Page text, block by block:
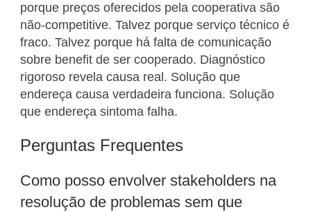
porque preços oferecidos pela cooperativa são
não-competitive. Talvez porque serviço técnico é
fraco. Talvez porque há falta de comunicação
sobre benefit de ser cooperado. Diagnóstico
rigoroso revela causa real. Solução que
endereça causa verdadeira funciona. Solução
que endereça sintoma falha.
Perguntas Frequentes
Como posso envolver stakeholders na
resolução de problemas sem que